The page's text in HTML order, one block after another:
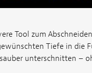
Tool zum
Tiefe in die
unterschnitten –